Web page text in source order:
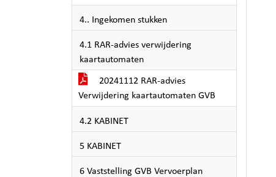
4.. Ingekomen stukken
4.1 RAR-advies verwijdering
kaartautomaten
20241112 RAR-advies
Verwijdering kaartautomaten GVB
4.2 KABINET
5 KABINET
6 Vaststelling GVB Vervoerplan